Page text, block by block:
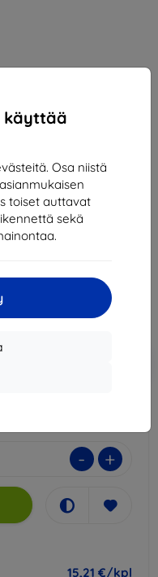
käyttää
Osa niistä
toiset auttavat
sekä
film for ASUS
- +
15,21 €/kpl